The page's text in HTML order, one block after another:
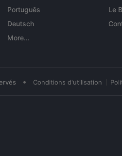
Português
Deutsch
More...
Le
• Conditions d'utilisation